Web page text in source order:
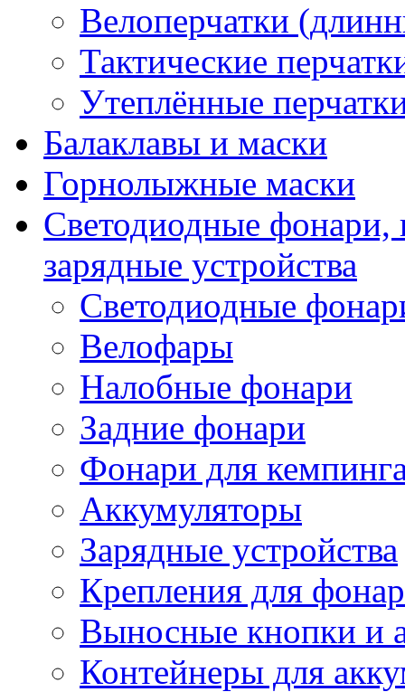
Велоперчатки
Тактические
Утеплённые
Балаклавы и маски
Горнолыжные маски
Светодиодные фонари,
зарядные устройства
Светодиодные
Велофары
Налобные фонари
Задние фонари
Фонари для
Аккумуляторы
Зарядные устройства
Крепления для
Выносные кнопки и
Контейнеры для